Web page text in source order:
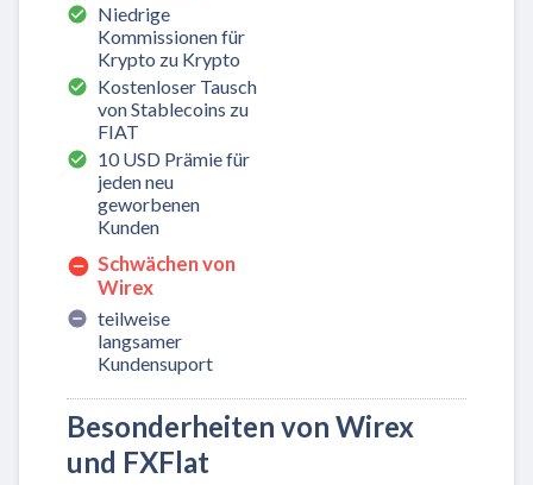
Niedrige
Kommissionen für
Krypto zu Krypto
Kostenloser Tausch
von Stablecoins zu
FIAT
10 USD Prämie für
jeden neu
geworbenen
Kunden
Schwächen von
Wirex
teilweise
langsamer
Kundensuport
Besonderheiten von Wirex
und FXFlat